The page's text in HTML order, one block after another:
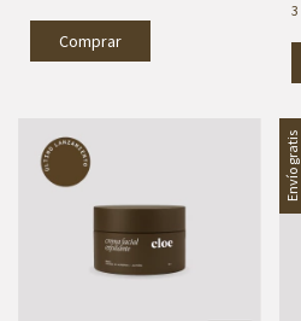
3
Envío gratis